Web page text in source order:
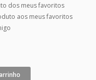
dos meus favoritos
aos meus favoritos